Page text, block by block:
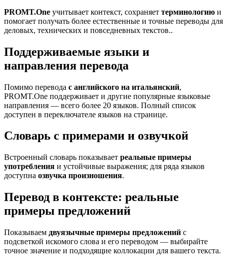
PROMT.One учитывает контекст, сохраняет терминологию и
помогает получать более естественные и точные переводы для
деловых, технических и повседневных текстов..
Поддерживаемые языки и
направления перевода
Помимо перевода с английского на итальянский,
PROMT.One поддерживает и другие популярные языковые
направления — всего более 20 языков. Полный список
доступен в переключателе языков на странице.
Словарь с примерами и озвучкой
Встроенный словарь показывает реальные примеры
употребления и устойчивые выражения; для ряда языков
доступна озвучка произношения.
Перевод в контексте: реальные
примеры предложений
Показываем двуязычные примеры предложений с
подсветкой искомого слова и его переводом — выбирайте
точное значение и подходящие коллокации для вашего текста.